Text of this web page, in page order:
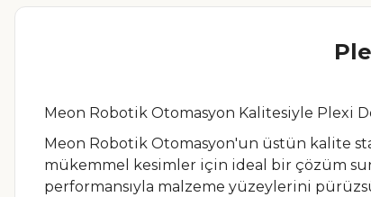
Meon Robotik Otomasyon Kalitesiyle Plexi
Meon Robotik Otomasyon'un üstün kalite
mükemmel kesimler için ideal bir çözüm
performansıyla malzeme yüzeylerini